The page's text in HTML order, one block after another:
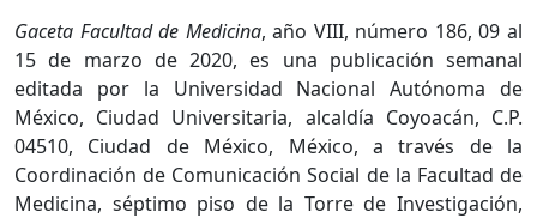
Gaceta Facultad de Medicina, año VIII, número 186, 09 al
15 de marzo de 2020, es una publicación semanal
editada por la Universidad Nacional Autónoma de
México, Ciudad Universitaria, alcaldía Coyoacán, C.P.
04510, Ciudad de México, México, a través de la
Coordinación de Comunicación Social de la Facultad de
Medicina, séptimo piso de la Torre de Investigación,